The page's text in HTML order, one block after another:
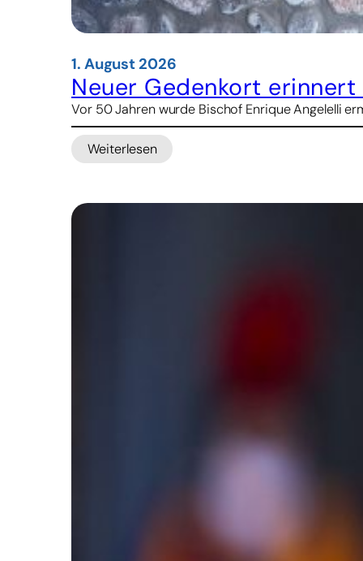
1. August 2026
Neuer Gedenkort
Vor 50 Jahren wurde Bischof Enrique Angelelli
Weiterlesen
: